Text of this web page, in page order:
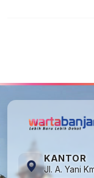
KANTOR
Jl. A. Yani